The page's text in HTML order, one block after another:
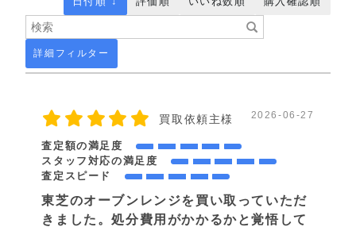
詳細フィルター
買取依頼主様 2026-06-27
査定額の満足度
スタッフ対応の満足度
査定スピード
東芝のオーブンレンジを買い取っていただ
きました。処分費用がかかるかと覚悟して